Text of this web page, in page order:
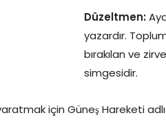
Düzeltmen:
yazardır.
bırakılan ve
simgesidir.
için Güneş Hareketi